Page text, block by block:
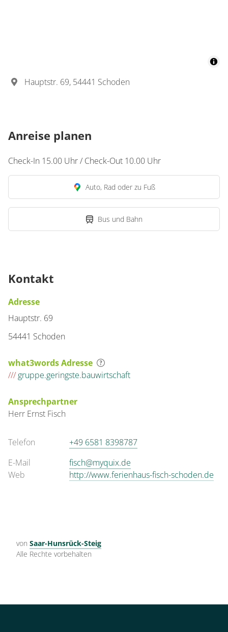
Hauptstr. 69, 54441 Schoden
Anreise planen
Check-In 15.00 Uhr / Check-Out 10.00 Uhr
Auto, Rad oder zu Fuß
Bus und Bahn
Kontakt
Adresse
Hauptstr. 69
54441 Schoden
what3words Adresse
/// gruppe.geringste.bauwirtschaft
Ansprechpartner
Herr Ernst Fisch
Telefon
+49 6581 8398787
E-Mail
fisch@myquix.de
Web
http://www.ferienhaus-fisch-schoden.de
von Saar-Hunsrück-Steig
Alle Rechte vorbehalten